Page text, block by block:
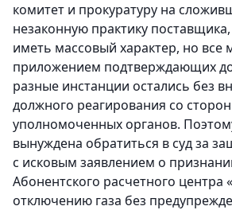
комитет и прокуратуру на
незаконную практику
иметь массовый характер, но все
приложением подтверждающих
разные инстанции остались без
должного реагирования со
уполномоченных органов.
вынуждена обратиться в суд за
с исковым заявлением о
Абонентского расчетного центра
отключению газа без